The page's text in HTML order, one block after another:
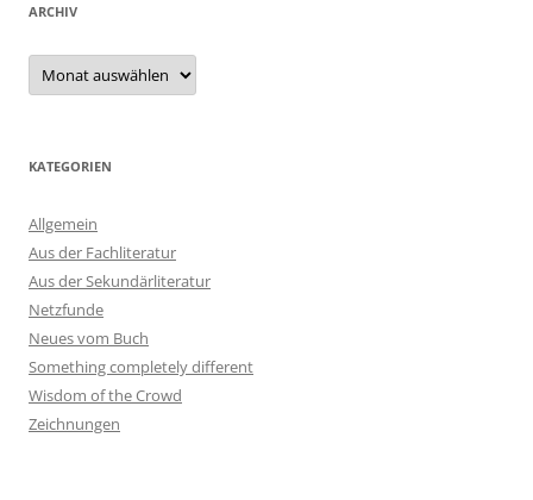
ARCHIV
Archiv
KATEGORIEN
Allgemein
Aus der Fachliteratur
Aus der Sekundärliteratur
Netzfunde
Neues vom Buch
Something completely different
Wisdom of the Crowd
Zeichnungen